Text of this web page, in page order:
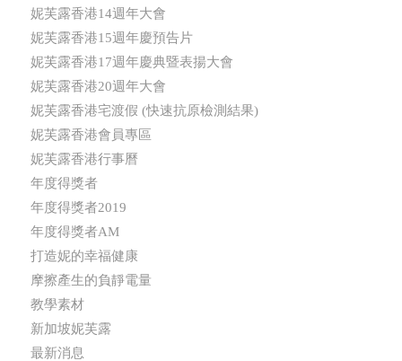
妮芙露香港14週年大會
妮芙露香港15週年慶預告片
妮芙露香港17週年慶典暨表揚大會
妮芙露香港20週年大會
妮芙露香港宅渡假 (快速抗原檢測結果)
妮芙露香港會員專區
妮芙露香港行事曆
年度得獎者
年度得獎者2019
年度得獎者AM
打造妮的幸福健康
摩擦產生的負靜電量
教學素材
新加坡妮芙露
最新消息